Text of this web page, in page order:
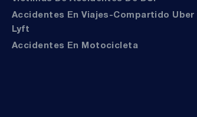
Accidentes En Viajes-Compartido Uber Y
Lyft
Accidentes En Motocicleta